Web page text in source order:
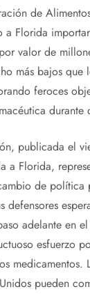
de
a Florida
valor de
más bajos que
feroces
durante
publicada el
a Florida,
de política
defensores
adelante en
esfuerzo
medicamentos.
pueden